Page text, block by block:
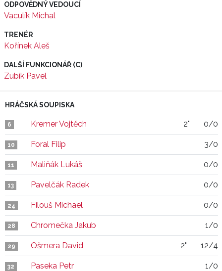
ODPOVĚDNÝ VEDOUCÍ
Vaculík Michal
TRENÉR
Kořínek Aleš
DALŠÍ FUNKCIONÁŘ (C)
Zubík Pavel
HRÁČSKÁ SOUPISKA
6 Kremer Vojtěch 2" 0/0
10 Foral Filip 3/0
11 Maliňák Lukáš 0/0
13 Pavelčák Radek 0/0
24 Filouš Michael 0/0
28 Chromečka Jakub 1/0
29 Ošmera David 2" 12/4
32 Paseka Petr 1/0